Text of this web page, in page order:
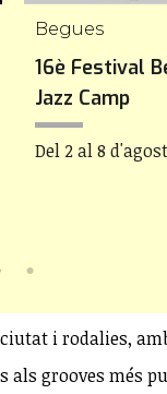
Begues
16è Festival
Jazz Camp
Del 2 al 8 d'agost
i rodalies,
als grooves més